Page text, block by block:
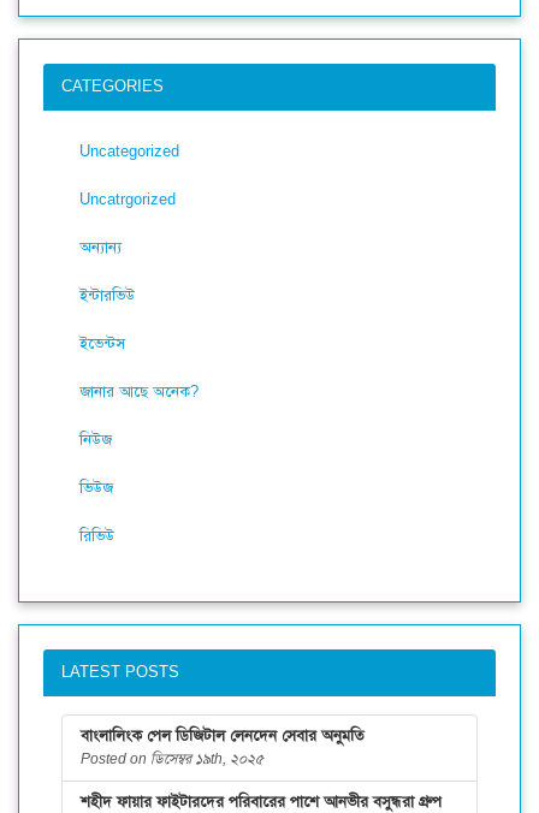
CATEGORIES
Uncategorized
Uncatrgorized
অন্যান্য
ইন্টারভিউ
ইভেন্টস
জানার আছে অনেক?
নিউজ
ভিউজ
রিভিউ
LATEST POSTS
বাংলালিংক পেল ডিজিটাল লেনদেন সেবার অনুমতি
Posted on ডিসেম্বর ১৯th, ২০২৫
শহীদ ফায়ার ফাইটারদের পরিবারের পাশে আনভীর বসুন্ধরা গ্রুপ